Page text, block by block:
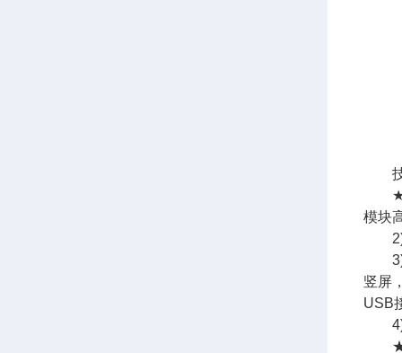
技
模块
2)仪
竖屏
USB
4)
★检